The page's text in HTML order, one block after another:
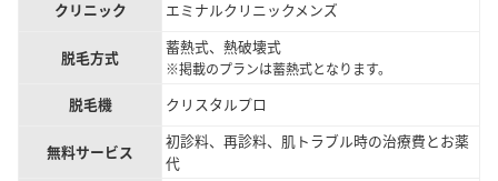
クリニック エミナルクリニックメンズ
脱毛方式
蓄熱式、熱破壊式
※掲載のプランは蓄熱式となります。
脱毛機 クリスタルプロ
無料サービス
初診料、再診料、肌トラブル時の治療費とお薬
代